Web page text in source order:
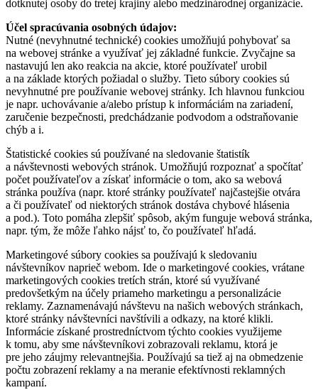
dotknutej osoby do tretej krajiny alebo medzinárodnej organizácie.
Účel spracúvania osobných údajov:
Nutné (nevyhnutné technické) cookies umožňujú pohybovať sa
na webovej stránke a využívať jej základné funkcie. Zvyčajne sa
nastavujú len ako reakcia na akcie, ktoré používateľ urobil
a na základe ktorých požiadal o služby. Tieto súbory cookies sú
nevyhnutné pre používanie webovej stránky. Ich hlavnou funkciou
je napr. uchovávanie a/alebo prístup k informáciám na zariadení,
zaručenie bezpečnosti, predchádzanie podvodom a odstraňovanie
chýb a i.
Štatistické cookies sú používané na sledovanie štatistík
a návštevnosti webových stránok. Umožňujú rozpoznať a spočítať
počet používateľov a získať informácie o tom, ako sa webová
stránka používa (napr. ktoré stránky používateľ najčastejšie otvára
a či používateľ od niektorých stránok dostáva chybové hlásenia
a pod.). Toto pomáha zlepšiť spôsob, akým funguje webová stránka,
napr. tým, že môže ľahko nájsť to, čo používateľ hľadá.
Marketingové súbory cookies sa používajú k sledovaniu
návštevníkov naprieč webom. Ide o marketingové cookies, vrátane
marketingových cookies tretích strán, ktoré sú využívané
predovšetkým na účely priameho marketingu a personalizácie
reklamy. Zaznamenávajú návštevu na našich webových stránkach,
ktoré stránky návštevníci navštívili a odkazy, na ktoré klikli.
Informácie získané prostredníctvom týchto cookies využijeme
k tomu, aby sme návštevníkovi zobrazovali reklamu, ktorá je
pre jeho záujmy relevantnejšia. Používajú sa tiež aj na obmedzenie
počtu zobrazení reklamy a na meranie efektívnosti reklamných
kampaní.